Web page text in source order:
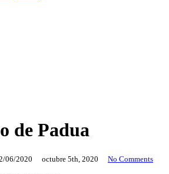
de Padua
06/2020 octubre 5th, 2020 No Comments